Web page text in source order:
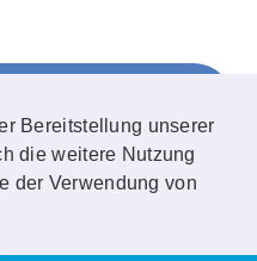
Bereitstellung unserer
die weitere Nutzung
der Verwendung von